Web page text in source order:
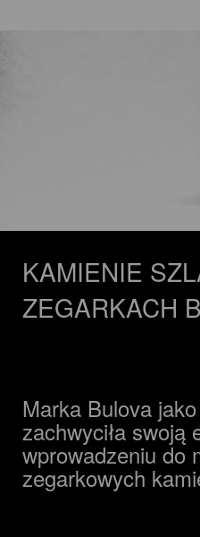
KAMIENIE
ZEGARKACH
Marka Bulova
zachwyciła swoją
wprowadzeniu do
zegarkowych